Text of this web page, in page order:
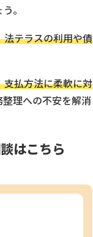
。
テラスの利用や債
払方法に柔軟に対
理への不安を解消
はこちら